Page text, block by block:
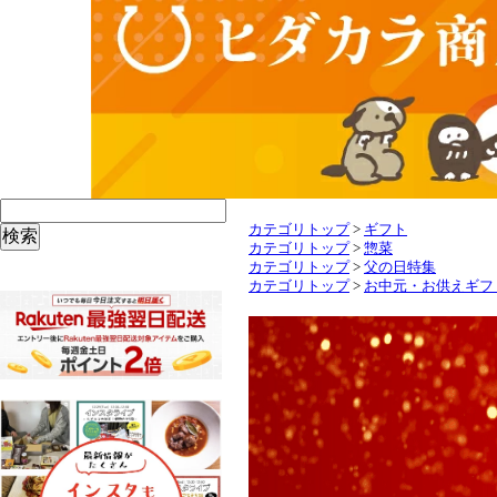
カテゴリトップ > ギフト
カテゴリトップ > 惣菜
カテゴリトップ > 父の日特集
カテゴリトップ > お中元・お供えギ